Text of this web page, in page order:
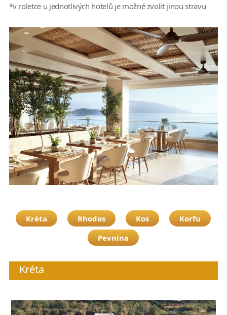
*v roletce u jednotlivých hotelů je možné zvolit jinou stravu
Kréta Rhodos Kos
Korfu
Pevnina
Kréta